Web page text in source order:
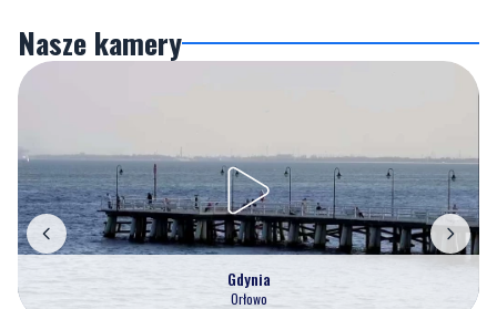
Nasze kamery
Gdynia
Orłowo